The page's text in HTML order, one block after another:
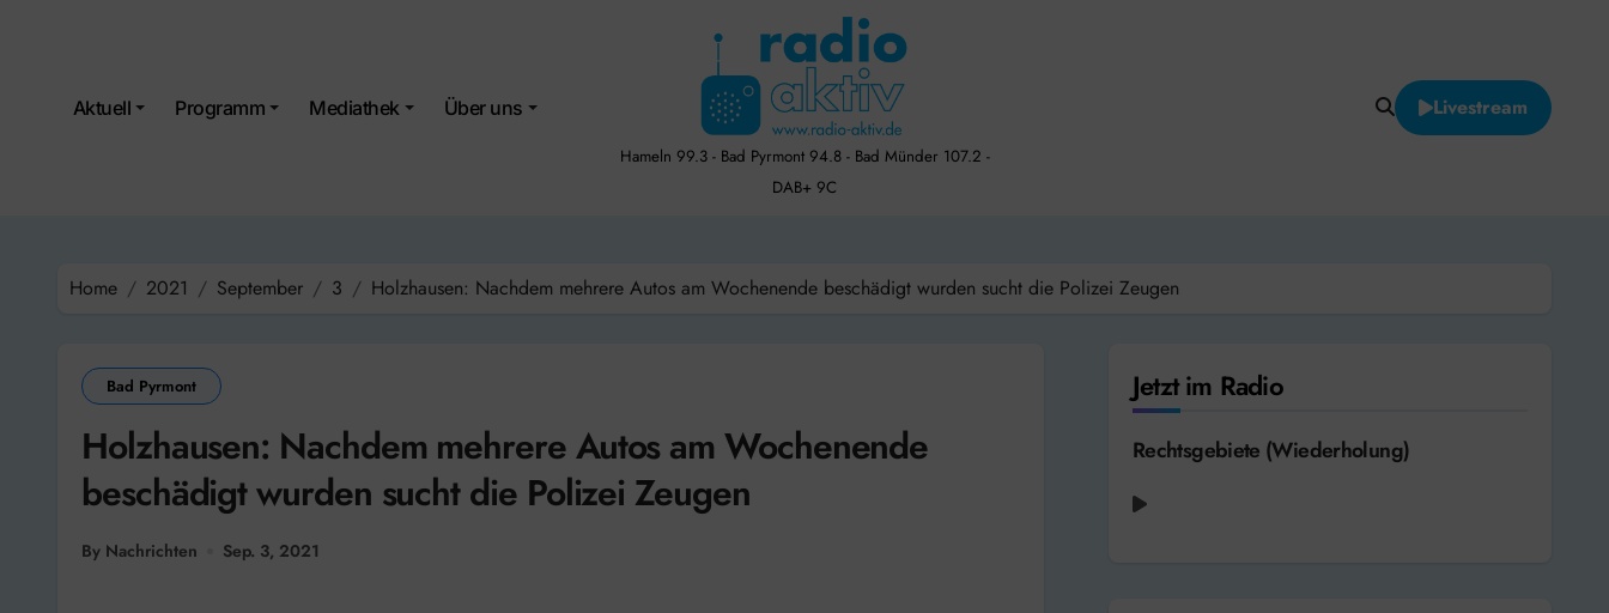
Aktuell Programm Mediathek Über uns
Hameln 99.3 - Bad Pyrmont 94.8 - Bad Münder 107.2 -
DAB+ 9C
Livestream
Home 2021 September 3 Holzhausen: Nachdem mehrere Autos am Wochenende beschädigt wurden sucht die Polizei Zeugen
Bad Pyrmont
Holzhausen: Nachdem mehrere Autos am Wochenende
beschädigt wurden sucht die Polizei Zeugen
By Nachrichten Sep. 3, 2021
Jetzt im Radio
Rechtsgebiete (Wiederholung)